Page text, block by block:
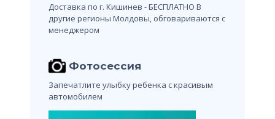
Доставка по г. Кишинев - БЕСПЛАТНО В
другие регионы Молдовы, обговариваются с
менеджером
Фотосессия
Запечатлите улыбку ребенка с красивым
автомобилем